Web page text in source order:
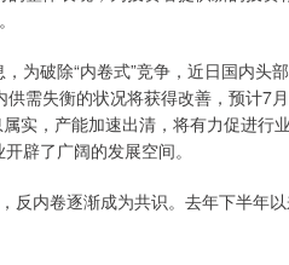
破除“内卷式”竞争，近日国内头
需失衡的状况将获得改善，预计7
，产能加速出清，将有力促进行
辟了广阔的发展空间。
内卷逐渐成为共识。去年下半年